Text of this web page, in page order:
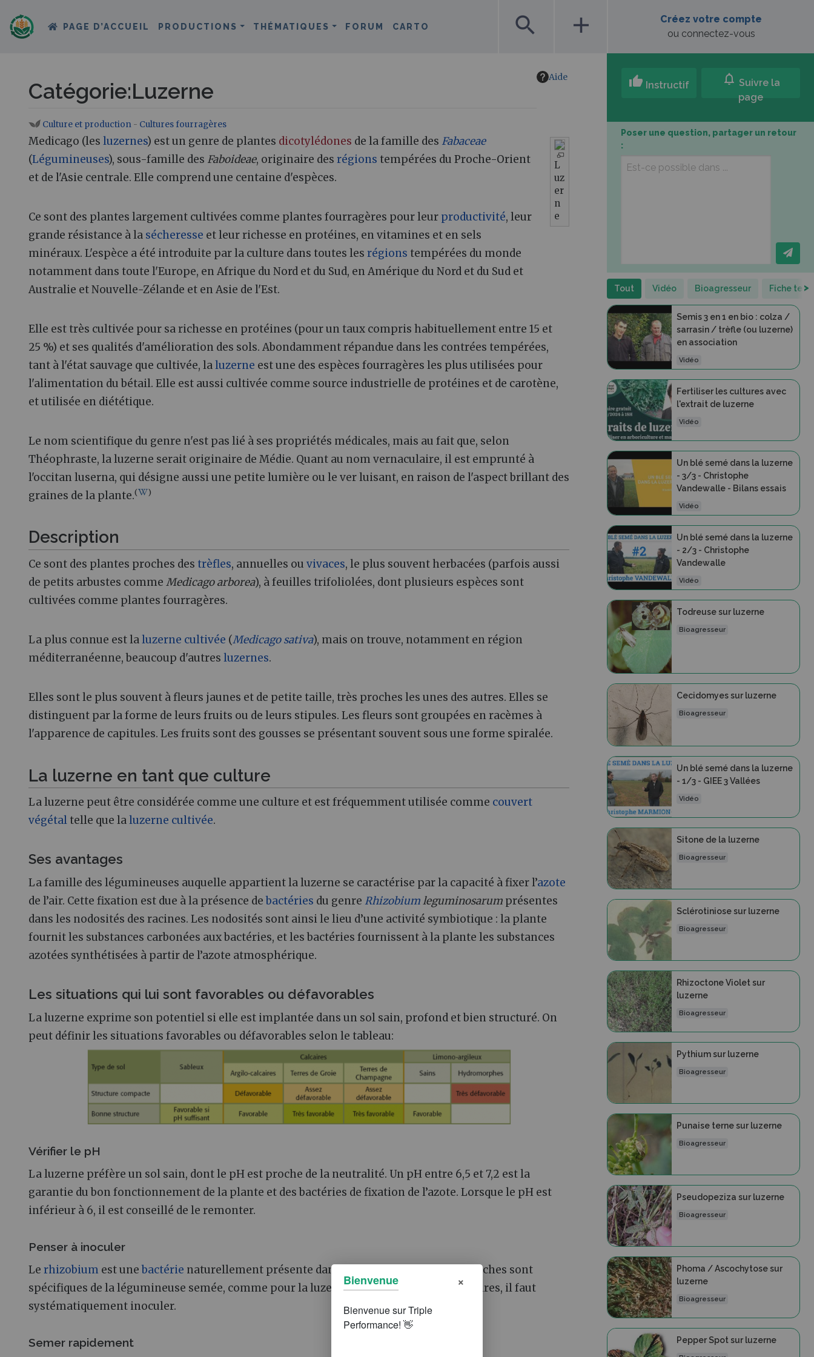
PAGE D’ACCUEIL PRODUCTIONS THÉMATIQUES FORUM CARTO search add
Créez votre compte
ou connectez-vous
Aide
Catégorie:Luzerne
Aller à :navigation,rechercher
Culture et production - Cultures fourragères‎
L
uz
er
n
e
Medicago (les luzernes) est un genre de plantes dicotylédones de la famille des Fabaceae
(Légumineuses), sous-famille des Faboideae, originaire des régions tempérées du Proche-Orient
et de l'Asie centrale. Elle comprend une centaine d'espèces.
Ce sont des plantes largement cultivées comme plantes fourragères pour leur productivité, leur
grande résistance à la sécheresse et leur richesse en protéines, en vitamines et en sels
minéraux. L'espèce a été introduite par la culture dans toutes les régions tempérées du monde
notamment dans toute l'Europe, en Afrique du Nord et du Sud, en Amérique du Nord et du Sud et
Australie et Nouvelle-Zélande et en Asie de l'Est.
Elle est très cultivée pour sa richesse en protéines (pour un taux compris habituellement entre 15 et
25 %) et ses qualités d'amélioration des sols. Abondamment répandue dans les contrées tempérées,
tant à l'état sauvage que cultivée, laluzerne est une des espèces fourragères les plus utilisées pour
l'alimentation du bétail. Elle est aussi cultivée comme source industrielle de protéines et de carotène,
et utilisée en diététique.
Le nom scientifique du genre n'est pas lié à ses propriétés médicales, mais au fait que, selon
Théophraste, la luzerne serait originaire de Médie. Quant au nom vernaculaire, il est emprunté à
l'occitan luserna, qui désigne aussi une petite lumière ou le ver luisant, en raison de l'aspect brillant des
graines de la plante.( )
Description
Ce sont des plantes proches des trèfles, annuelles ou vivaces, le plus souvent herbacées (parfois aussi
de petits arbustes comme Medicago arborea), à feuilles trifoliolées, dont plusieurs espèces sont
cultivées comme plantes fourragères.
La plus connue est laluzerne cultivée (Medicago sativa), mais on trouve, notamment en région
méditerranéenne, beaucoup d'autres luzernes.
Elles sont le plus souvent à fleurs jaunes et de petite taille, très proches les unes des autres. Elles se
distinguent par la forme de leurs fruits ou de leurs stipules. Les fleurs sont groupées en racèmes à
l'apparence de capitules. Les fruits sont des gousses se présentant souvent sous une forme spiralée.
La luzerne en tant que culture
La luzerne peut être considérée comme une culture et est fréquemment utilisée comme couvert
végétal telle que laluzerne cultivée.
Ses avantages
La famille des légumineuses auquelle appartient la luzerne se caractérise par la capacité à fixer l’azote
de l’air. Cette fixation est due à la présence debactéries du genre Rhizobiumleguminosarum présentes
dans les nodosités des racines. Les nodosités sont ainsi le lieu d’une activité symbiotique : la plante
fournit les substances carbonées aux bactéries, et les bactéries fournissent à la plante les substances
azotées synthétisées à partir de l’azote atmosphérique.
Les situations qui lui sont favorables ou défavorables
La luzerne exprime son potentiel si elle est implantée dans un sol sain, profond et bien structuré. On
peut définir les situations favorables ou défavorables selon le tableau:
Vérifier le pH
La luzerne préfère un sol sain, dont le pH est proche de la neutralité. Un pH entre 6,5 et 7,2 est la
garantie du bon fonctionnement de la plante et des bactéries de fixation de l’azote. Lorsque le pH est
inférieur à 6, il est conseillé de le remonter.
Penser à inoculer
Le rhizobium est unebactérie naturellement présente dans les sols mais certaines souches sont
spécifiques de la légumineuse semée, comme pour la luzerne. En dehors des sols calcaires, il faut
systématiquement inoculer.
Semer rapidement
thumb_up Instructif notifications Suivre la
page
Poser une question, partager un retour
:
Tout Vidéo Bioagresseur Fiche >
Semis 3 en 1 en bio : colza /
sarrasin / trèfle (ou luzerne)
en association
Vidéo
Fertiliser les cultures avec
l'extrait de luzerne
Vidéo
Un blé semé dans la luzerne
- 3/3 - Christophe
Vandewalle - Bilans essais
Vidéo
Un blé semé dans la luzerne
- 2/3 - Christophe
Vandewalle
Vidéo
Todreuse sur luzerne
Bioagresseur
Cecidomyes sur luzerne
Bioagresseur
Un blé semé dans la luzerne
- 1/3 - GIEE 3 Vallées
Vidéo
Sitone de la luzerne
Bioagresseur
Sclérotiniose sur luzerne
Bioagresseur
Rhizoctone Violet sur
luzerne
Bioagresseur
Pythium sur luzerne
Bioagresseur
Punaise terne sur luzerne
Bioagresseur
Pseudopeziza sur luzerne
Bioagresseur
Phoma / Ascochytose sur
luzerne
Bioagresseur
Pepper Spot sur luzerne
Bienvenue ×